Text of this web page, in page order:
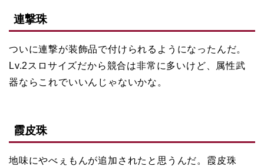
連撃珠
ついに連撃が装飾品で付けられるようになったんだ。
Lv.2スロサイズだから競合は非常に多いけど、属性武
器ならこれでいいんじゃないかな。
霞皮珠
地味にやべぇもんが追加されたと思うんだ。霞皮珠